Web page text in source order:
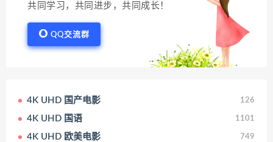
共同学习，共同进步，共同成长！
QQ交流群
4K UHD 国产电影 126
4K UHD 国语 1101
4K UHD 欧美电影 749